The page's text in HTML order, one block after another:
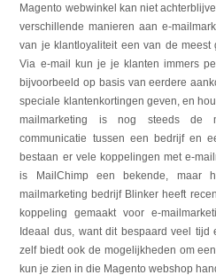
Magento webwinkel kan niet
verschillende manieren aan e-
van je klantloyaliteit een van de meest
Via e-mail kun je je klanten immers
bijvoorbeeld op basis van eerdere
speciale klantenkortingen geven, en
mailmarketing is nog steeds de
communicatie tussen een bedrijf en
bestaan er vele koppelingen met e-
is MailChimp een bekende, maar
mailmarketing bedrijf Blinker heeft
koppeling gemaakt voor e-
Ideaal dus, want dit bespaard veel tijd
zelf biedt ook de mogelijkheden om
kun je zien in die Magento webshop